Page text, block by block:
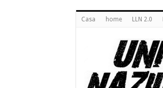
Casa home LLN 2.0